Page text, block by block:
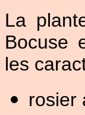
La
Bocuse
les
rosier